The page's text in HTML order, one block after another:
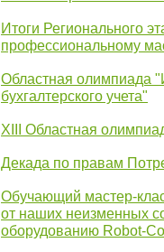
Итоги Регионального
профессиональному
Областная олимпиада
бухгалтерского учета"
XIII Областная
Декада по правам
Обучающий мастер-
от наших неизменных
оборудованию Robot-